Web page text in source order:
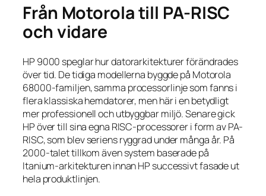
Från Motorola till PA-RISC
och vidare
HP 9000 speglar hur datorarkitekturer förändrades
över tid. De tidiga modellerna byggde på Motorola
68000-familjen, samma processorlinje som fanns i
flera klassiska hemdatorer, men här i en betydligt
mer professionell och utbyggbar miljö. Senare gick
HP över till sina egna RISC-processorer i form av PA-
RISC, som blev seriens ryggrad under många år. På
2000-talet tillkom även system baserade på
Itanium-arkitekturen innan HP successivt fasade ut
hela produktlinjen.